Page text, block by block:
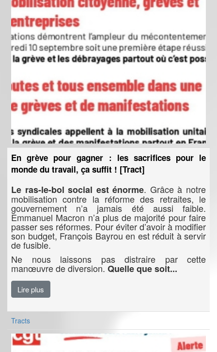
En grève pour gagner : les sacrifices pour le
monde du travail, ça suffit ! [Tract]
Le ras-le-bol social est énorme. Grâce à notre
mobilisation contre la réforme des retraites, le
gouvernement n’a jamais été aussi faible.
Emmanuel Macron n’a plus de majorité pour faire
passer ses réformes. Pour éviter d’avoir à modifier
son budget, François Bayrou en est réduit à servir
de fusible.
Ne nous laissons pas distraire par cette
manœuvre de diversion. Quelle que soit...
Lire plus
Tracts